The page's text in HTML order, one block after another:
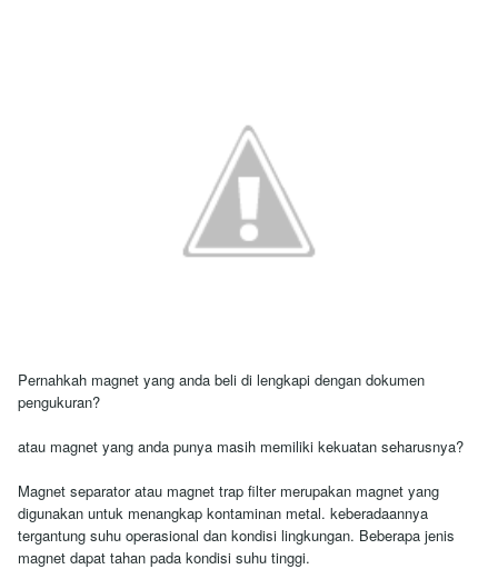
Pernahkah magnet yang anda beli di lengkapi dengan dokumen
pengukuran?
atau magnet yang anda punya masih memiliki kekuatan seharusnya?
Magnet separator atau magnet trap filter merupakan magnet yang
digunakan untuk menangkap kontaminan metal. keberadaannya
tergantung suhu operasional dan kondisi lingkungan. Beberapa jenis
magnet dapat tahan pada kondisi suhu tinggi.